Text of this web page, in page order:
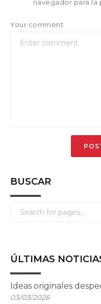
navegador para la
Your comment
BUSCAR
ÚLTIMAS
Ideas originales
03/03/2026